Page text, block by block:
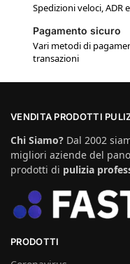
Spedizioni veloci, ADR
Pagamento sicuro
Vari metodi di
transazioni
VENDITA PRODOTTI
Chi Siamo? Dal 2002
migliori aziende del
prodotti di pulizia
PRODOTTI